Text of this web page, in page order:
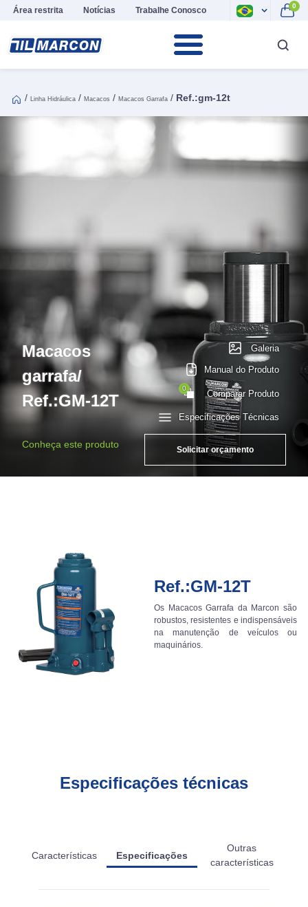
Área restrita Notícias Trabalhe Conosco 0
/ Linha Hidráulica / Macacos / Macacos Garrafa / Ref.:gm-12t
Macacos
garrafa/
Ref.:GM-12T
Especificações Técnicas
Galeria
Manual do Produto
0 Comparar Produto
Conheça este produto Solicitar orçamento
Ref.:GM-12T
Os Macacos Garrafa da Marcon são
robustos, resistentes e indispensáveis
na manutenção de veículos ou
maquinários.
Especificações técnicas
Características Especificações
Outras
características